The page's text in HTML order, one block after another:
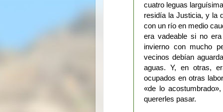
cuatro leguas
residía la Justicia, y la
con un río en medio
era vadeable si no
invierno con mucho
vecinos debían
aguas. Y, en otras,
ocupados en otras
«de lo
quererles pasar.